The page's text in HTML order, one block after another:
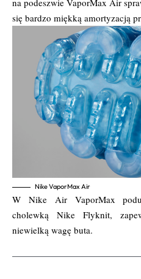
się bardzo miękką amortyzacją
Nike VaporMax Air
W Nike Air VaporMax
cholewką Nike Flyknit,
niewielką wagę buta.